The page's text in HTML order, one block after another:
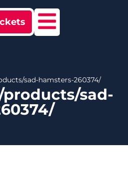
sad-hamsters-260374/
products/sad-